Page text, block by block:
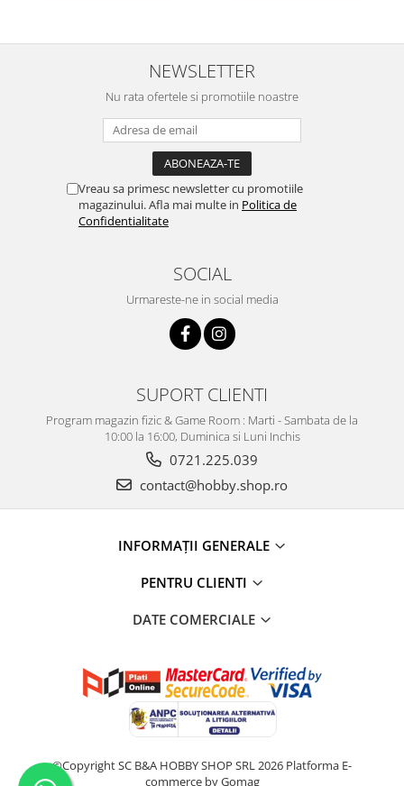
NEWSLETTER
Nu rata ofertele si promotiile noastre
Vreau sa primesc newsletter cu promotiile
magazinului. Afla mai multe in Politica de
Confidentialitate
SOCIAL
Urmareste-ne in social media
SUPORT CLIENTI
Program magazin fizic & Game Room : Marti - Sambata de la
10:00 la 16:00, Duminica si Luni Inchis
0721.225.039
contact@hobby.shop.ro
INFORMAŢII GENERALE
PENTRU CLIENTI
DATE COMERCIALE
©Copyright SC B&A HOBBY SHOP SRL 2026 Platforma E-
commerce by Gomag